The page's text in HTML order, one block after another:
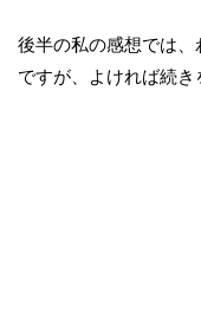
後半の私の感想では
ですが、よければ続き